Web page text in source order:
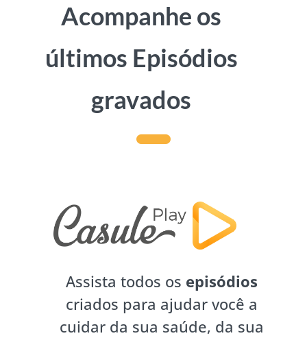
Acompanhe os
últimos Episódios
gravados
Assista todos os episódios
criados para ajudar você a
cuidar da sua saúde, da sua